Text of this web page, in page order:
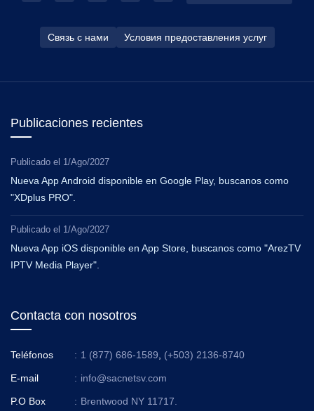
Связь с нами Условия предоставления услуг
Publicaciones recientes
Publicado el 1/Ago/2027
Nueva App Android disponible en Google Play, buscanos como
"XDplus PRO".
Publicado el 1/Ago/2027
Nueva App iOS disponible en App Store, buscanos como "ArezTV
IPTV Media Player".
Contacta con nosotros
Teléfonos : 1 (877) 686-1589 (+503) 2136-8740
E-mail : info@sacnetsv.com
P.O Box : Brentwood NY 11717.